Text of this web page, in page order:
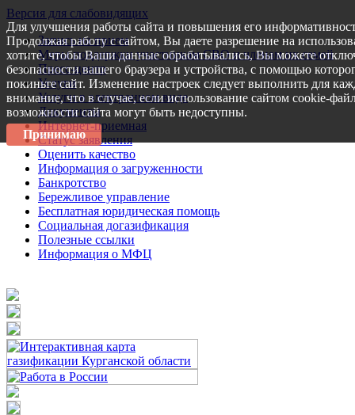
Версия для слабовидящих
Запись на прием
Меры поддержки участникам СВО и членам их семей
Пресс-центр
Услуги
Услуги в электронном виде
Документы
Интернет-приемная
Статус заявления
Оценить качество
Информация о загруженности
Банкротство
Бережливое управление
Бесплатная юридическая помощь
Социальная догазификация
Полезные ссылки
Информация о МФЦ
Для улучшения работы сайта и повышения его
Продолжая работу с сайтом, Вы даете разрешение на
хотите, чтобы Ваши данные обрабатывались, Вы можете
безопасности вашего браузера и устройства, с помощью
покиньте сайт. Изменение настроек следует выполнить для
внимание, что в случае, если использование сайтом cookie-
возможности сайта могут быть недоступны.
Принимаю